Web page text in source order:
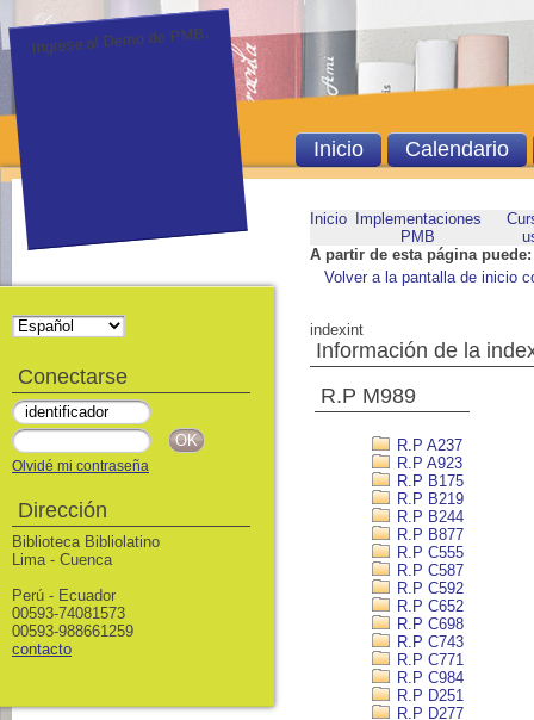
Inicio
Implementaciones
PMB
A partir de esta página puede:
Volver a la pantalla de inicio
indexint
Información de la
R.P M989
R.P A237
R.P A923
R.P B175
R.P B219
R.P B244
R.P B877
R.P C555
R.P C587
R.P C592
R.P C652
R.P C698
R.P C743
R.P C771
R.P C984
R.P D251
R.P D277
Ingrese al Demo de PMB.
Inicio Calendario
Conectarse
Olvidé mi contraseña
Dirección
Biblioteca Bibliolatino
Lima - Cuenca
Perú - Ecuador
00593-74081573
00593-988661259
contacto